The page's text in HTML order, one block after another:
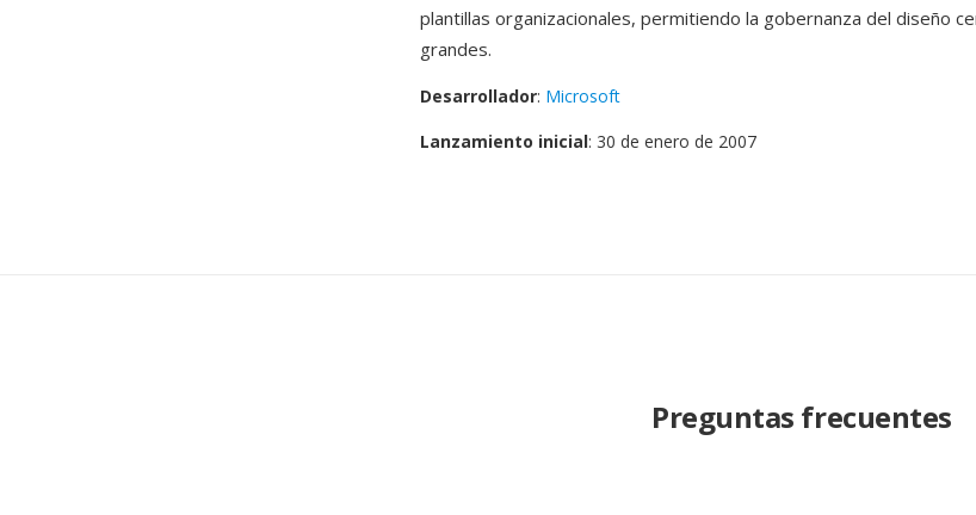
plantillas organizacionales, permitiendo la gobernanza del diseño
grandes.
Desarrollador: Microsoft
Lanzamiento inicial: 30 de enero de 2007
Preguntas frecuentes